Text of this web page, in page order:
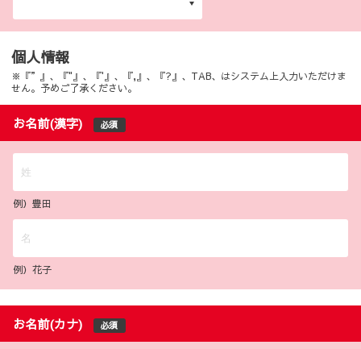
個人情報
※『”』、『"』、『'』、『,』、『?』、TAB、はシステム上入力いただけま
せん。予めご了承ください。
お名前(漢字) 必須
例）豊田
例）花子
お名前(カナ) 必須